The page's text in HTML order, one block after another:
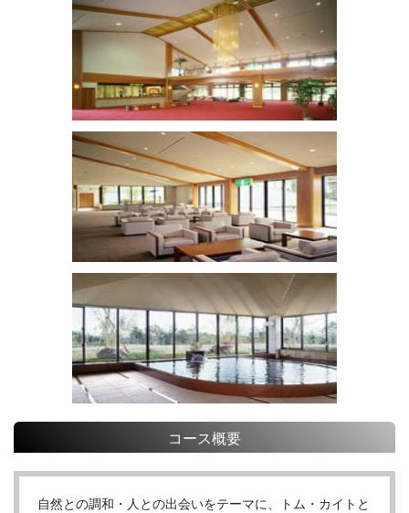
コース概要
自然との調和・人との出会いをテーマに、トム・カイトと